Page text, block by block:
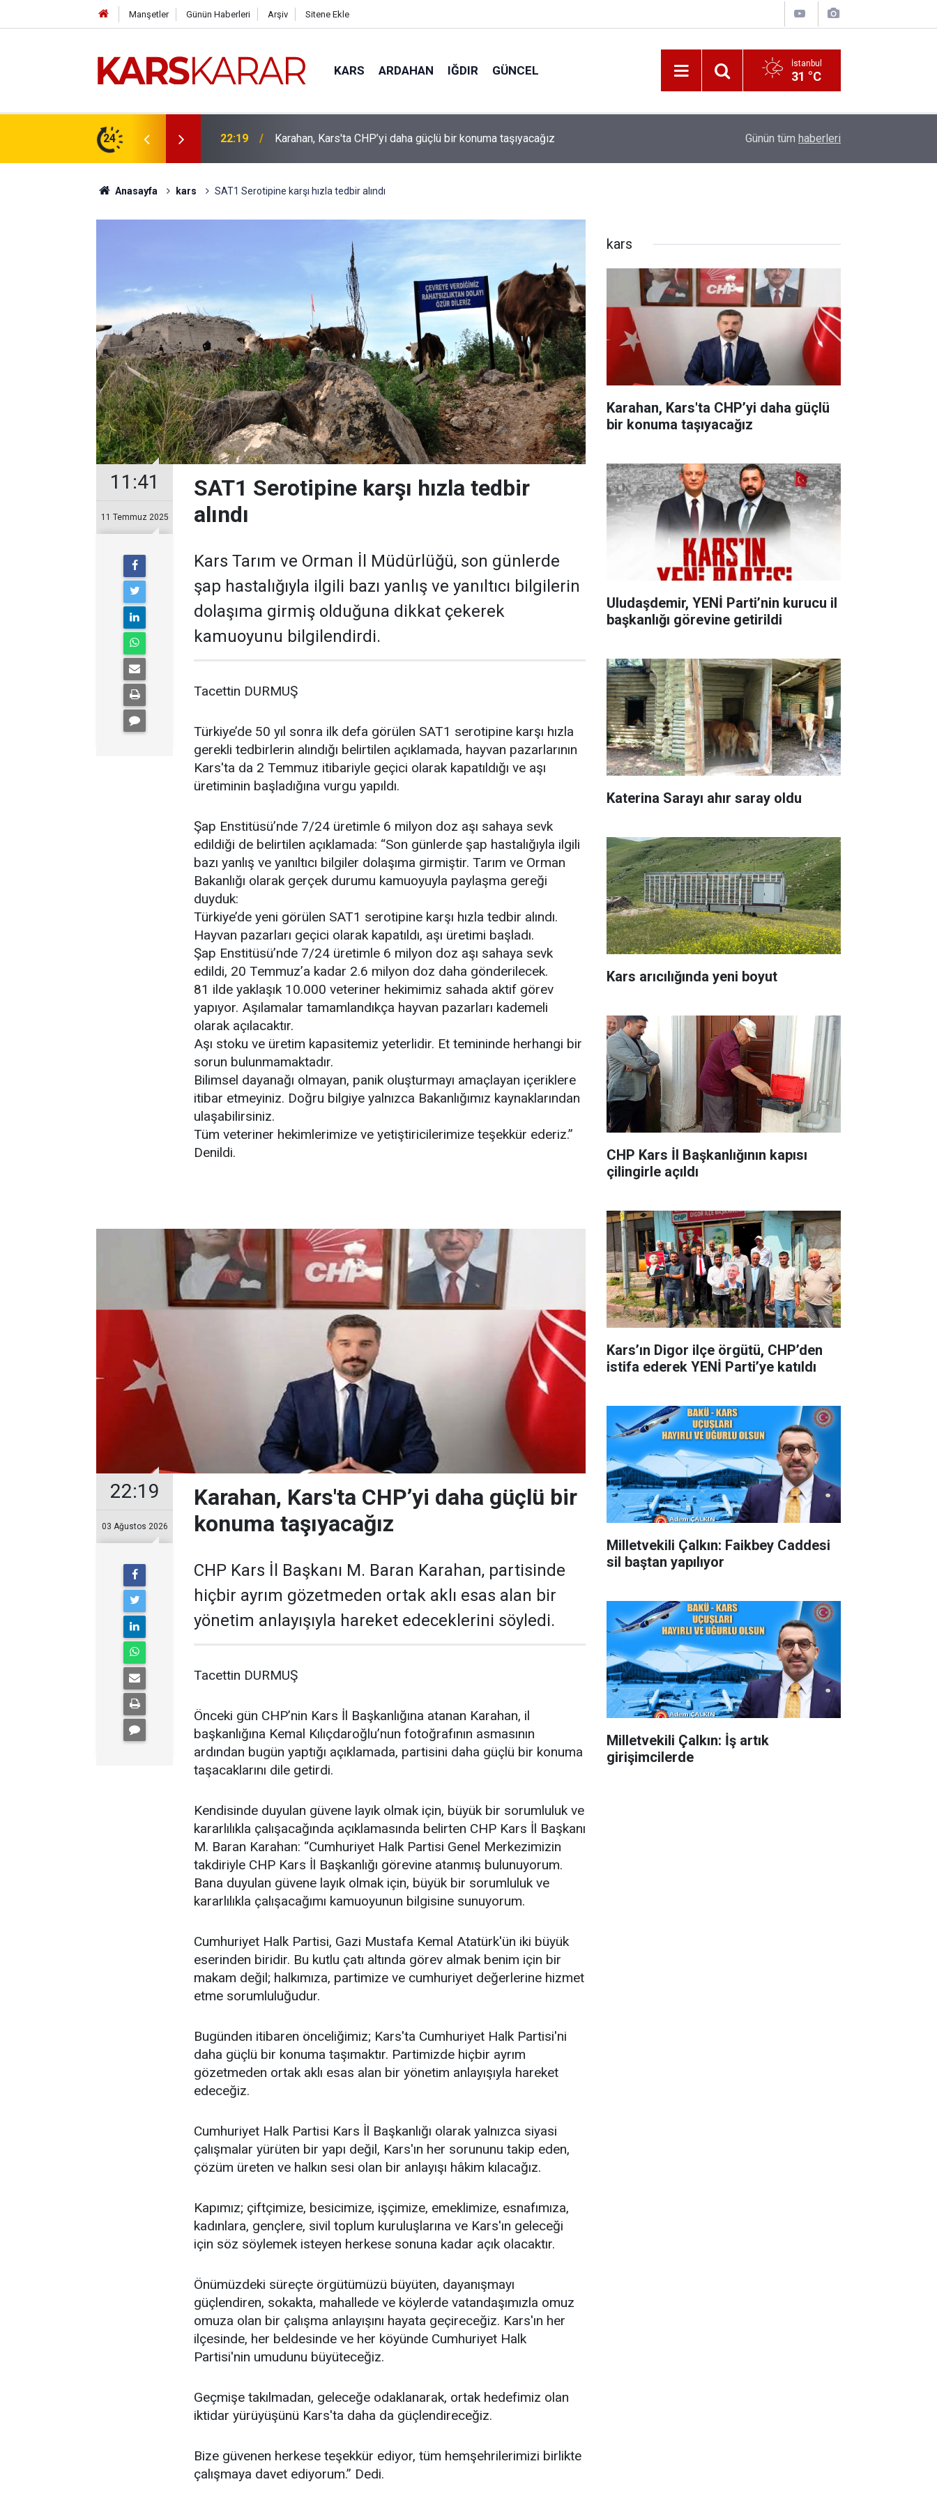
Manşetler Günün Haberleri Arşiv Sitene Ekle
KARS ARDAHAN IĞDIR GÜNCEL İstanbul
31 °C
24
bir konuma taşıyacağız 16:15 Uludaşdemir, YENİ Parti’nin kurucu il başkanlığı görevine getirildi Katerina Sarayı ahır saray oldu
Günün tüm haberleri
Anasayfa kars SAT1 Serotipine karşı hızla tedbir alındı
11:41
11 Temmuz 2025
SAT1 Serotipine karşı hızla tedbir
alındı
Kars Tarım ve Orman İl Müdürlüğü, son günlerde
şap hastalığıyla ilgili bazı yanlış ve yanıltıcı bilgilerin
dolaşıma girmiş olduğuna dikkat çekerek
kamuoyunu bilgilendirdi.
Tacettin DURMUŞ
Türkiye’de 50 yıl sonra ilk defa görülen SAT1 serotipine karşı hızla
gerekli tedbirlerin alındığı belirtilen açıklamada, hayvan pazarlarının
Kars'ta da 2 Temmuz itibariyle geçici olarak kapatıldığı ve aşı
üretiminin başladığına vurgu yapıldı.
Şap Enstitüsü’nde 7/24 üretimle 6 milyon doz aşı sahaya sevk
edildiği de belirtilen açıklamada: “Son günlerde şap hastalığıyla ilgili
bazı yanlış ve yanıltıcı bilgiler dolaşıma girmiştir. Tarım ve Orman
Bakanlığı olarak gerçek durumu kamuoyuyla paylaşma gereği
duyduk:
Türkiye’de yeni görülen SAT1 serotipine karşı hızla tedbir alındı.
Hayvan pazarları geçici olarak kapatıldı, aşı üretimi başladı.
Şap Enstitüsü’nde 7/24 üretimle 6 milyon doz aşı sahaya sevk
edildi, 20 Temmuz’a kadar 2.6 milyon doz daha gönderilecek.
81 ilde yaklaşık 10.000 veteriner hekimimiz sahada aktif görev
yapıyor. Aşılamalar tamamlandıkça hayvan pazarları kademeli
olarak açılacaktır.
Aşı stoku ve üretim kapasitemiz yeterlidir. Et temininde herhangi bir
sorun bulunmamaktadır.
Bilimsel dayanağı olmayan, panik oluşturmayı amaçlayan içeriklere
itibar etmeyiniz. Doğru bilgiye yalnızca Bakanlığımız kaynaklarından
ulaşabilirsiniz.
Tüm veteriner hekimlerimize ve yetiştiricilerimize teşekkür ederiz.”
Denildi.
22:19
03 Ağustos 2026
Karahan, Kars'ta CHP’yi daha güçlü bir
konuma taşıyacağız
CHP Kars İl Başkanı M. Baran Karahan, partisinde
hiçbir ayrım gözetmeden ortak aklı esas alan bir
yönetim anlayışıyla hareket edeceklerini söyledi.
Tacettin DURMUŞ
Önceki gün CHP’nin Kars İl Başkanlığına atanan Karahan, il
başkanlığına Kemal Kılıçdaroğlu’nun fotoğrafının asmasının
ardından bugün yaptığı açıklamada, partisini daha güçlü bir konuma
taşacaklarını dile getirdi.
Kendisinde duyulan güvene layık olmak için, büyük bir sorumluluk ve
kararlılıkla çalışacağında açıklamasında belirten CHP Kars İl Başkanı
M. Baran Karahan: “Cumhuriyet Halk Partisi Genel Merkezimizin
takdiriyle CHP Kars İl Başkanlığı görevine atanmış bulunuyorum.
Bana duyulan güvene layık olmak için, büyük bir sorumluluk ve
kararlılıkla çalışacağımı kamuoyunun bilgisine sunuyorum.
Cumhuriyet Halk Partisi, Gazi Mustafa Kemal Atatürk'ün iki büyük
eserinden biridir. Bu kutlu çatı altında görev almak benim için bir
makam değil; halkımıza, partimize ve cumhuriyet değerlerine hizmet
etme sorumluluğudur.
Bugünden itibaren önceliğimiz; Kars'ta Cumhuriyet Halk Partisi'ni
daha güçlü bir konuma taşımaktır. Partimizde hiçbir ayrım
gözetmeden ortak aklı esas alan bir yönetim anlayışıyla hareket
edeceğiz.
Cumhuriyet Halk Partisi Kars İl Başkanlığı olarak yalnızca siyasi
çalışmalar yürüten bir yapı değil, Kars'ın her sorununu takip eden,
çözüm üreten ve halkın sesi olan bir anlayışı hâkim kılacağız.
Kapımız; çiftçimize, besicimize, işçimize, emeklimize, esnafımıza,
kadınlara, gençlere, sivil toplum kuruluşlarına ve Kars'ın geleceği
için söz söylemek isteyen herkese sonuna kadar açık olacaktır.
Önümüzdeki süreçte örgütümüzü büyüten, dayanışmayı
güçlendiren, sokakta, mahallede ve köylerde vatandaşımızla omuz
omuza olan bir çalışma anlayışını hayata geçireceğiz. Kars'ın her
ilçesinde, her beldesinde ve her köyünde Cumhuriyet Halk
Partisi'nin umudunu büyüteceğiz.
Geçmişe takılmadan, geleceğe odaklanarak, ortak hedefimiz olan
iktidar yürüyüşünü Kars'ta daha da güçlendireceğiz.
Bize güvenen herkese teşekkür ediyor, tüm hemşehrilerimizi birlikte
çalışmaya davet ediyorum.” Dedi.
kars
Karahan, Kars'ta CHP’yi daha güçlü
bir konuma taşıyacağız
Uludaşdemir, YENİ Parti’nin kurucu il
başkanlığı görevine getirildi
Katerina Sarayı ahır saray oldu
Kars arıcılığında yeni boyut
CHP Kars İl Başkanlığının kapısı
çilingirle açıldı
Kars’ın Digor ilçe örgütü, CHP’den
istifa ederek YENİ Parti’ye katıldı
Milletvekili Çalkın: Faikbey Caddesi
sil baştan yapılıyor
Milletvekili Çalkın: İş artık
girişimcilerde